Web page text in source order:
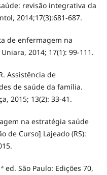
revisão integrativa da
2014;17(3):681-687.
de enfermagem na
2014; 17(1): 99-111.
Assistência de
de saúde da família.
2015; 13(2): 33-41.
na estratégia saúde
de Curso] Lajeado (RS):
ed. São Paulo: Edições 70,